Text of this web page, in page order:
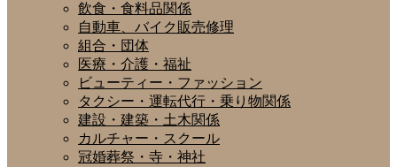
飲食・食料品関係
自動車、バイク販売修理
組合・団体
医療・介護・福祉
ビューティー・ファッション
タクシー・運転代行・乗り物関係
建設・建築・土木関係
カルチャー・スクール
冠婚葬祭・寺・神社